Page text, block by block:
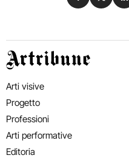
Artribune
Arti visive
Progetto
Professioni
Arti performative
Editoria